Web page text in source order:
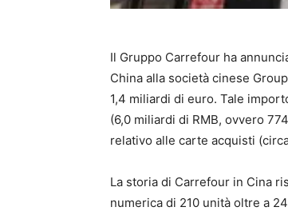
Il Gruppo Carrefour ha
China alla società cinese
1,4 miliardi di euro. Tale
(6,0 miliardi di RMB, ovvero
relativo alle carte acquisti
La storia di Carrefour in Cina
numerica di 210 unità oltre a